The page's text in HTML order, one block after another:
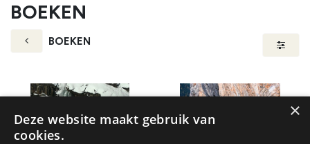
BOEKEN
BOEKEN
×
Deze website maakt gebruik van
cookies.